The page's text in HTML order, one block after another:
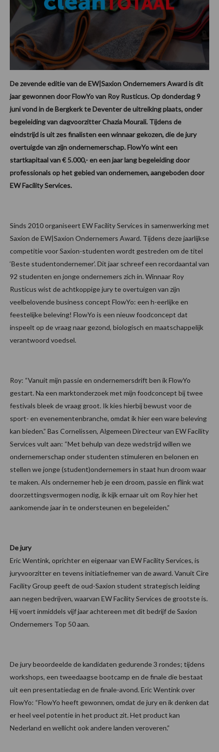
De zevende editie van de EW|Saxion Ondernemers Award is dit
jaar gewonnen door FlowYo van Roy Rusticus. Op donderdag 9
juni vond in de Bergkerk te Deventer de uitreiking plaats, onder
begeleiding van dagvoorzitter Chazia Mourali. Tijdens de
eindstrijd is uit zes finalisten een winnaar gekozen, die de jury
overtuigde van zijn ondernemerschap. FlowYo wint een
startkapitaal van € 5.000,- en een jaar lang begeleiding door
professionals op het gebied van ondernemen, aangeboden door
EW Facility Services.
Sinds 2010 organiseert EW Facility Services in samenwerking met
Saxion de EW|Saxion Ondernemers Award. Tijdens deze jaarlijkse
competitie voor Saxion-studenten wordt gestreden om de titel
‘Beste studentondernemer’. Dit jaar schreef een recordaantal van
92 studenten en jonge ondernemers zich in. Winnaar Roy
Rusticus wist de achtkoppige jury te overtuigen van zijn
veelbelovende business concept FlowYo: een h-eerlijke en
feestelijke beleving! FlowYo is een nieuw foodconcept dat
inspeelt op de vraag naar gezond, biologisch en maatschappelijk
verantwoord voedsel.
Roy: “Vanuit mijn passie en ondernemersdrift ben ik FlowYo
gestart. Na een marktonderzoek met mijn foodconcept bij twee
festivals bleek de vraag groot. Ik kies hierbij bewust voor de
sport- en evenementenbranche, omdat ik hier een ware beleving
kan bieden.” Bas Cornelissen, Algemeen Directeur van EW Facility
Services vult aan: “Met behulp van deze wedstrijd willen we
ondernemerschap onder studenten stimuleren en belonen en
stellen we jonge (student)ondernemers in staat hun droom waar
te maken. Als ondernemer heb je een droom, passie en flink wat
doorzettingsvermogen nodig, ik kijk ernaar uit om Roy hier het
aankomende jaar in te ondersteunen en begeleiden.”
De jury
Eric Wentink, oprichter en eigenaar van EW Facility Services, is
juryvoorzitter en tevens initiatiefnemer van de award. Vanuit Cire
Facility Group geeft de oud-Saxion student strategisch leiding
aan negen bedrijven, waarvan EW Facility Services de grootste is.
Hij voert inmiddels vijf jaar achtereen met dit bedrijf de Saxion
Ondernemers Top 50 aan.
De jury beoordeelde de kandidaten gedurende 3 rondes; tijdens
workshops, een tweedaagse bootcamp en de finale die bestaat
uit een presentatiedag en de finale-avond. Eric Wentink over
FlowYo: “FlowYo heeft gewonnen, omdat de jury en ik denken dat
er heel veel potentie in het product zit. Het product kan
Nederland en wellicht ook andere landen veroveren.”